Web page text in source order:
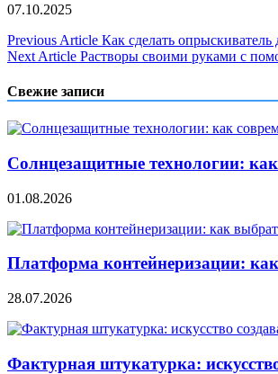
07.10.2025
Навигация
по
записям
Previous Article Как сделать опрыскиватель
Next Article Растворы своими руками с
Свежие записи
Солнцезащитные технологии:
01.08.2026
Платформа контейнеризации:
28.07.2026
Фактурная штукатурка: